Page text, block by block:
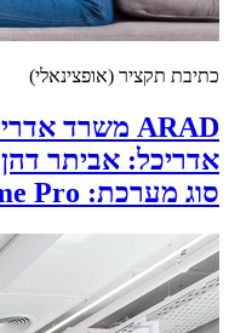
כתיבת תקציר (אופצינאלי)
ARAD משרד אדריכלים, תל אביב
אדריכל: אביתר דהן
סוג מערכת: Home Pro